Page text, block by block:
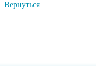
Вернуться